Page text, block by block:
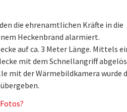
die ehrenamtlichen Kräfte in die
Heckenbrand alarmiert.
auf ca. 3 Meter Länge. Mittels
mit dem Schnellangriff
mit der Wärmebildkamera wurde